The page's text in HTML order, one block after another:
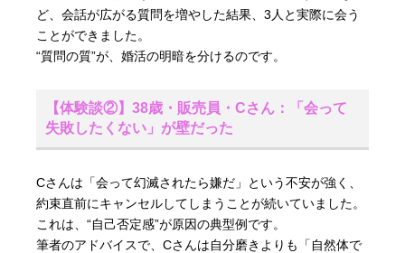
ど、会話が広がる質問を増やした結果、3人と実際に会う
ことができました。
“質問の質”が、婚活の明暗を分けるのです。
【体験談②】38歳・販売員・Cさん：「会って
失敗したくない」が壁だった
Cさんは「会って幻滅されたら嫌だ」という不安が強く、
約束直前にキャンセルしてしまうことが続いていました。
これは、“自己否定感”が原因の典型例です。
筆者のアドバイスで、Cさんは自分磨きよりも「自然体で